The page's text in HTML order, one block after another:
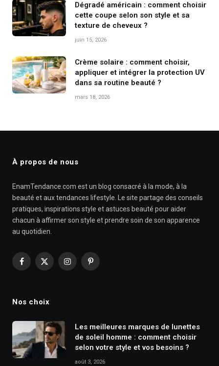
Dégradé américain : comment choisir
cette coupe selon son style et sa
texture de cheveux ?
juin 15, 2026
Crème solaire : comment choisir,
appliquer et intégrer la protection UV
dans sa routine beauté ?
mars 18, 2026
À propos de nous
EnamTendance.com est un blog consacré à la mode, à la
beauté et aux tendances lifestyle. Le site partage des conseils
pratiques, inspirations style et astuces beauté pour aider
chacun à affirmer son style et prendre soin de son apparence
au quotidien.
Facebook
X
InstagramPinterest
Nos choix
Les meilleures marques de lunettes
de soleil homme : comment choisir
selon votre style et vos besoins ?
août 3, 2026